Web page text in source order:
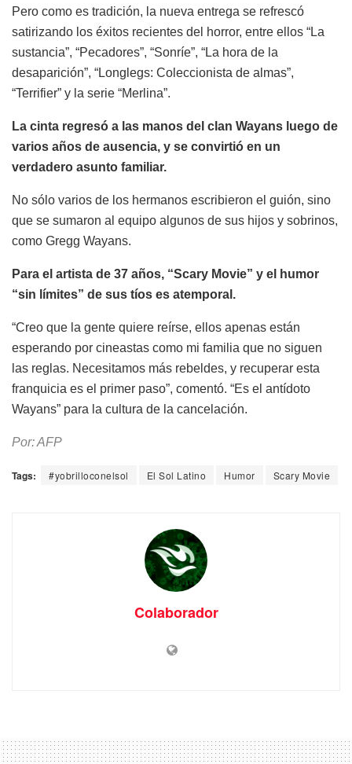
Pero como es tradición, la nueva entrega se refrescó
satirizando los éxitos recientes del horror, entre ellos “La
sustancia”, “Pecadores”, “Sonríe”, “La hora de la
desaparición”, “Longlegs: Coleccionista de almas”,
“Terrifier” y la serie “Merlina”.
La cinta regresó a las manos del clan Wayans luego de
varios años de ausencia, y se convirtió en un
verdadero asunto familiar.
No sólo varios de los hermanos escribieron el guión, sino
que se sumaron al equipo algunos de sus hijos y sobrinos,
como Gregg Wayans.
Para el artista de 37 años, “Scary Movie” y el humor
“sin límites” de sus tíos es atemporal.
“Creo que la gente quiere reírse, ellos apenas están
esperando por cineastas como mi familia que no siguen
las reglas. Necesitamos más rebeldes, y recuperar esta
franquicia es el primer paso”, comentó. “Es el antídoto
Wayans” para la cultura de la cancelación.
Por: AFP
Tags: #yobrilloconelsol El Sol Latino Humor Scary Movie
Colaborador